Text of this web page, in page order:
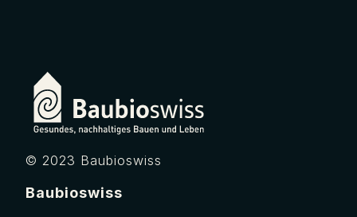
© 2023 Baubioswiss
Baubioswiss